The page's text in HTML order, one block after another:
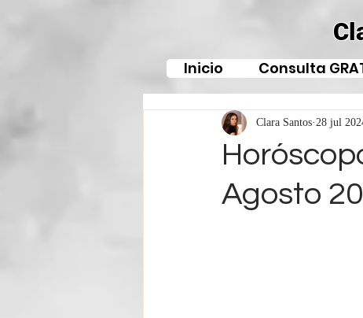
Inicio Consulta
Agosto
Clara Santos28 jul